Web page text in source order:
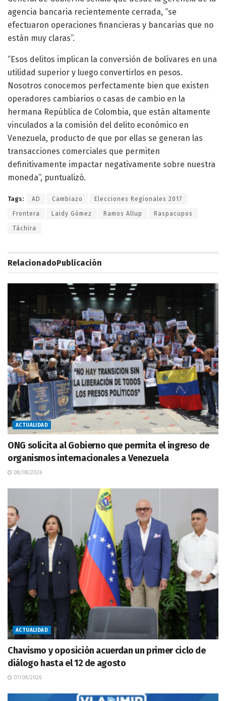
agencia bancaria recientemente cerrada, “se
efectuaron operaciones financieras y bancarias que no
están muy claras”.
“Esos delitos implican la conversión de bolívares en una
utilidad superior y luego convertirlos en pesos.
Nosotros conocemos perfectamente bien que existen
operadores cambiarios o casas de cambio en la
hermana República de Colombia, que están altamente
vinculados a la comisión del delito económico en
Venezuela, producto de que por ellas se generan las
transacciones comerciales que permiten
definitivamente impactar negativamente sobre nuestra
moneda”, puntualizó.
Tags: AD Cambiazo Elecciones Regionales 2017
Frontera Laidy Gómez Ramos Allup Raspacupos
Táchira
RelacionadoPublicación
ACTUALIDAD
ONG solicita al Gobierno que permita el ingreso de
organismos internacionales a Venezuela
08/08/2026
ACTUALIDAD
Chavismo y oposición acuerdan un primer ciclo de
diálogo hasta el 12 de agosto
07/08/2026